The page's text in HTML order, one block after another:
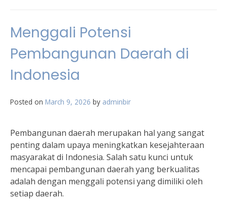
Menggali Potensi
Pembangunan Daerah di
Indonesia
Posted on March 9, 2026 by adminbir
Pembangunan daerah merupakan hal yang sangat
penting dalam upaya meningkatkan kesejahteraan
masyarakat di Indonesia. Salah satu kunci untuk
mencapai pembangunan daerah yang berkualitas
adalah dengan menggali potensi yang dimiliki oleh
setiap daerah.